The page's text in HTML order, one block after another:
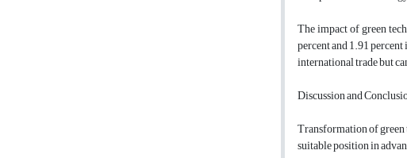
The impact of green
percent and 1.91
international trade but
Discussion and
Transformation of green
suitable position in